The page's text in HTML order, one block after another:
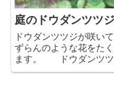
庭のドウダンツツジ
ドウダンツツジが咲い
ずらんのような花をた
ます。 ドウダンツツ
では燈台躑躅、灯台躑